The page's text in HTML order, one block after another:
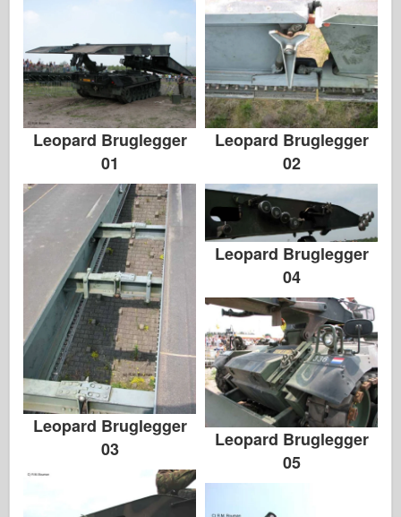
Leopard Bruglegger
01
Leopard Bruglegger
02
Leopard Bruglegger
03
Leopard Bruglegger
04
Leopard Bruglegger
05